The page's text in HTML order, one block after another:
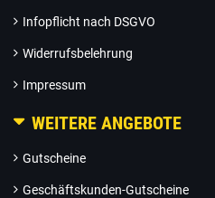
Infopflicht nach DSGVO
Widerrufsbelehrung
Impressum
WEITERE ANGEBOTE
Gutscheine
Geschäftskunden-Gutscheine